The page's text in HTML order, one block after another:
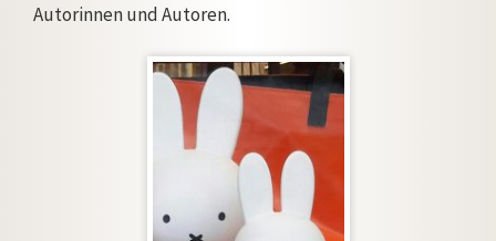
Autorinnen und Autoren.